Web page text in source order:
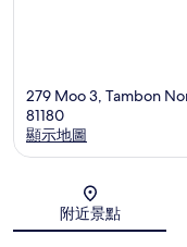
279 Moo 3, Tambon
81180
顯示地圖
附近景點